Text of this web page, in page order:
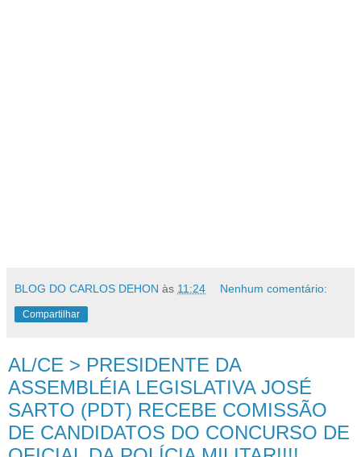
BLOG DO CARLOS DEHON às 11:24 Nenhum comentário:
Compartilhar
AL/CE > PRESIDENTE DA
ASSEMBLÉIA LEGISLATIVA JOSÉ
SARTO (PDT) RECEBE COMISSÃO
DE CANDIDATOS DO CONCURSO DE